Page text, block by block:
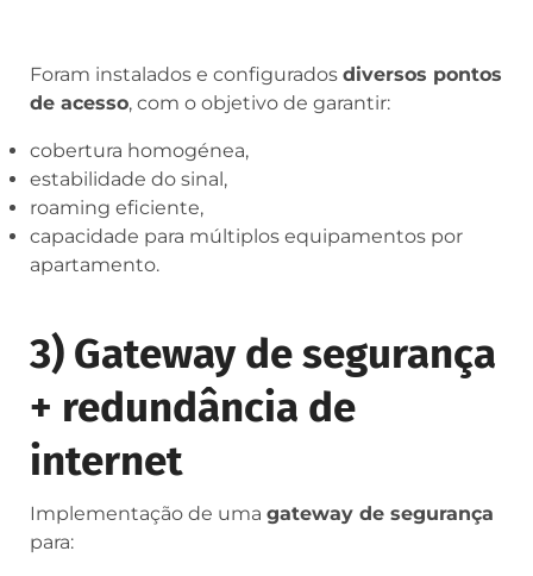
Foram instalados e configurados diversos pontos
de acesso, com o objetivo de garantir:
cobertura homogénea,
estabilidade do sinal,
roaming eficiente,
capacidade para múltiplos equipamentos por
apartamento.
3) Gateway de segurança
+ redundância de
internet
Implementação de uma gateway de segurança
para: